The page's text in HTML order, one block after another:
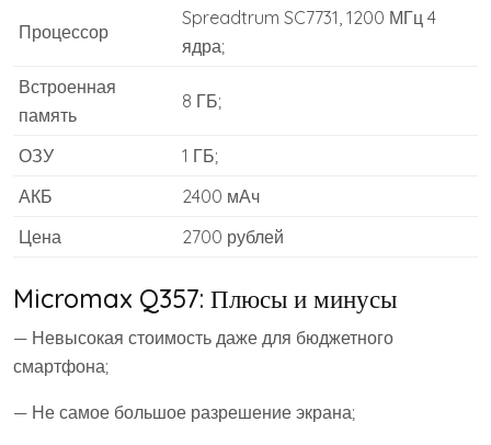
Процессор
Spreadtrum SC7731, 1200 МГц 4
ядра;
Встроенная
память
8 ГБ;
ОЗУ
1 ГБ;
АКБ
2400 мАч
Цена
2700 рублей
Micromax Q357: Плюсы и минусы
— Невысокая стоимость даже для бюджетного
смартфона;
— Не самое большое разрешение экрана;